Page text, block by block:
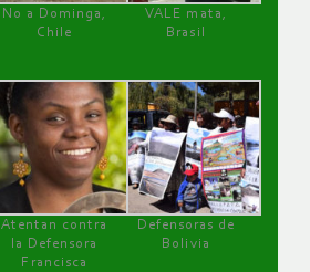
No a Dominga,
Chile
VALE mata,
Brasil
Atentan contra
la Defensora
Francisca
Defensoras de
Bolivia